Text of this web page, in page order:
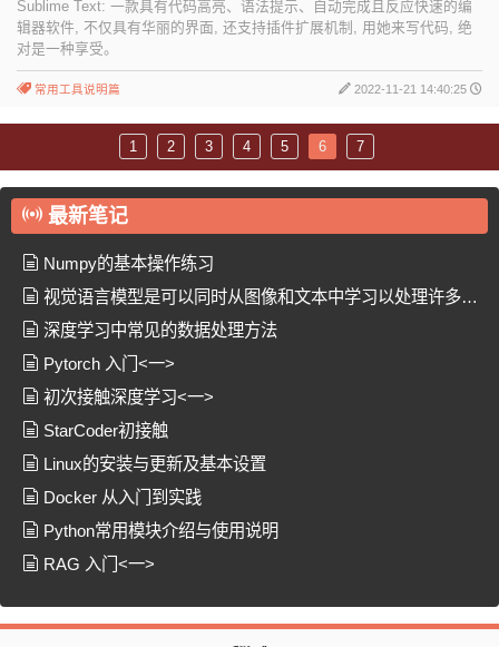
Sublime Text: 一款具有代码高亮、语法提示、自动完成且反应快速的编
辑器软件, 不仅具有华丽的界面, 还支持插件扩展机制, 用她来写代码, 绝
对是一种享受。
常用工具说明篇 2022-11-21 14:40:25
1 2 3 4 5 6 7
最新笔记
Numpy的基本操作练习
视觉语言模型是可以同时从图像和文本中学习以处理许多任
务的模型
深度学习中常见的数据处理方法
Pytorch 入门<一>
初次接触深度学习<一>
StarCoder初接触
Linux的安装与更新及基本设置
Docker 从入门到实践
Python常用模块介绍与使用说明
RAG 入门<一>